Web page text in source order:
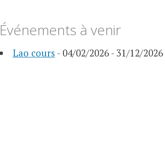
Événements à venir
Lao cours - 04/02/2026 - 31/12/